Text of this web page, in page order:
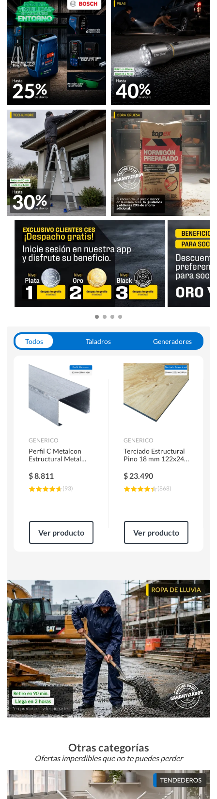
Todos Taladros
Generadores
Herramientas Manuales
Sierras Circulares
GENERICO
Perfil C Metalcon
Estructural Metal
$8.811
(93)
Ver producto
GENERICO
Terciado Estructural
Pino 18 mm 122x244
$ 23.490
(868)
Ver producto
Otras categorías
Ofertas imperdibles que no te puedes perder